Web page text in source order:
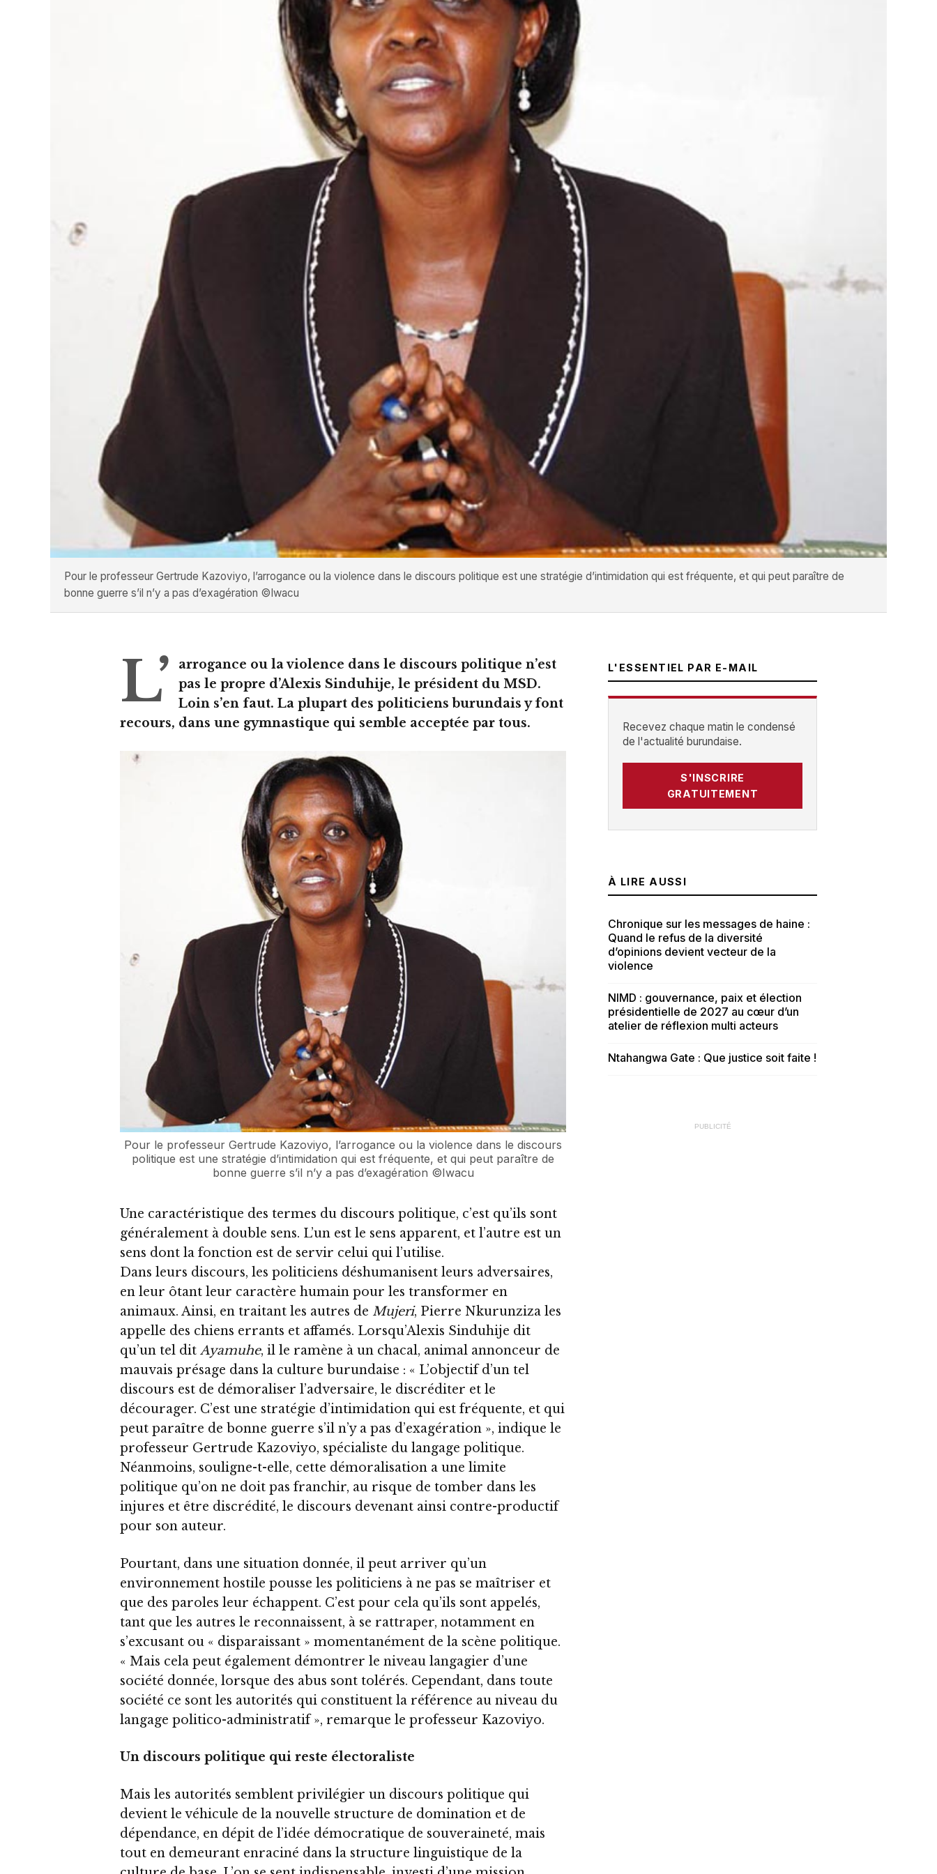
Pour le professeur Gertrude Kazoviyo, l’arrogance ou la violence dans le discours politique est une stratégie d’intimidation qui est fréquente, et qui peut paraître de
bonne guerre s’il n’y a pas d’exagération ©Iwacu
L’
arrogance ou la violence dans le discours politique n’est
pas le propre d’Alexis Sinduhije, le président du MSD.
Loin s’en faut. La plupart des politiciens burundais y font
recours, dans une gymnastique qui semble acceptée par tous.
Pour le professeur Gertrude Kazoviyo, l’arrogance ou la violence dans le discours
politique est une stratégie d’intimidation qui est fréquente, et qui peut paraître de
bonne guerre s’il n’y a pas d’exagération ©Iwacu
Une caractéristique des termes du discours politique, c’est qu’ils sont
généralement à double sens. L’un est le sens apparent, et l’autre est un
sens dont la fonction est de servir celui qui l’utilise.
Dans leurs discours, les politiciens déshumanisent leurs adversaires,
en leur ôtant leur caractère humain pour les transformer en
animaux. Ainsi, en traitant les autres de Mujeri, Pierre Nkurunziza les
appelle des chiens errants et affamés. Lorsqu’Alexis Sinduhije dit
qu’un tel dit Ayamuhe, il le ramène à un chacal, animal annonceur de
mauvais présage dans la culture burundaise : « L’objectif d’un tel
discours est de démoraliser l’adversaire, le discréditer et le
décourager. C’est une stratégie d’intimidation qui est fréquente, et qui
peut paraître de bonne guerre s’il n’y a pas d’exagération », indique le
professeur Gertrude Kazoviyo, spécialiste du langage politique.
Néanmoins, souligne-t-elle, cette démoralisation a une limite
politique qu’on ne doit pas franchir, au risque de tomber dans les
injures et être discrédité, le discours devenant ainsi contre-productif
pour son auteur.
Pourtant, dans une situation donnée, il peut arriver qu’un
environnement hostile pousse les politiciens à ne pas se maîtriser et
que des paroles leur échappent. C’est pour cela qu’ils sont appelés,
tant que les autres le reconnaissent, à se rattraper, notamment en
s’excusant ou « disparaissant » momentanément de la scène politique.
« Mais cela peut également démontrer le niveau langagier d’une
société donnée, lorsque des abus sont tolérés. Cependant, dans toute
société ce sont les autorités qui constituent la référence au niveau du
langage politico-administratif », remarque le professeur Kazoviyo.
Un discours politique qui reste électoraliste
Mais les autorités semblent privilégier un discours politique qui
devient le véhicule de la nouvelle structure de domination et de
dépendance, en dépit de l’idée démocratique de souveraineté, mais
tout en demeurant enraciné dans la structure linguistique de la
L'ESSENTIEL PAR E-MAIL
Recevez chaque matin le condensé
de l'actualité burundaise.
S'INSCRIRE
GRATUITEMENT
À LIRE AUSSI
Chronique sur les messages de haine :
Quand le refus de la diversité
d’opinions devient vecteur de la
violence
NIMD : gouvernance, paix et élection
présidentielle de 2027 au cœur d’un
atelier de réflexion multi acteurs
Ntahangwa Gate : Que justice soit faite !
PUBLICITÉ